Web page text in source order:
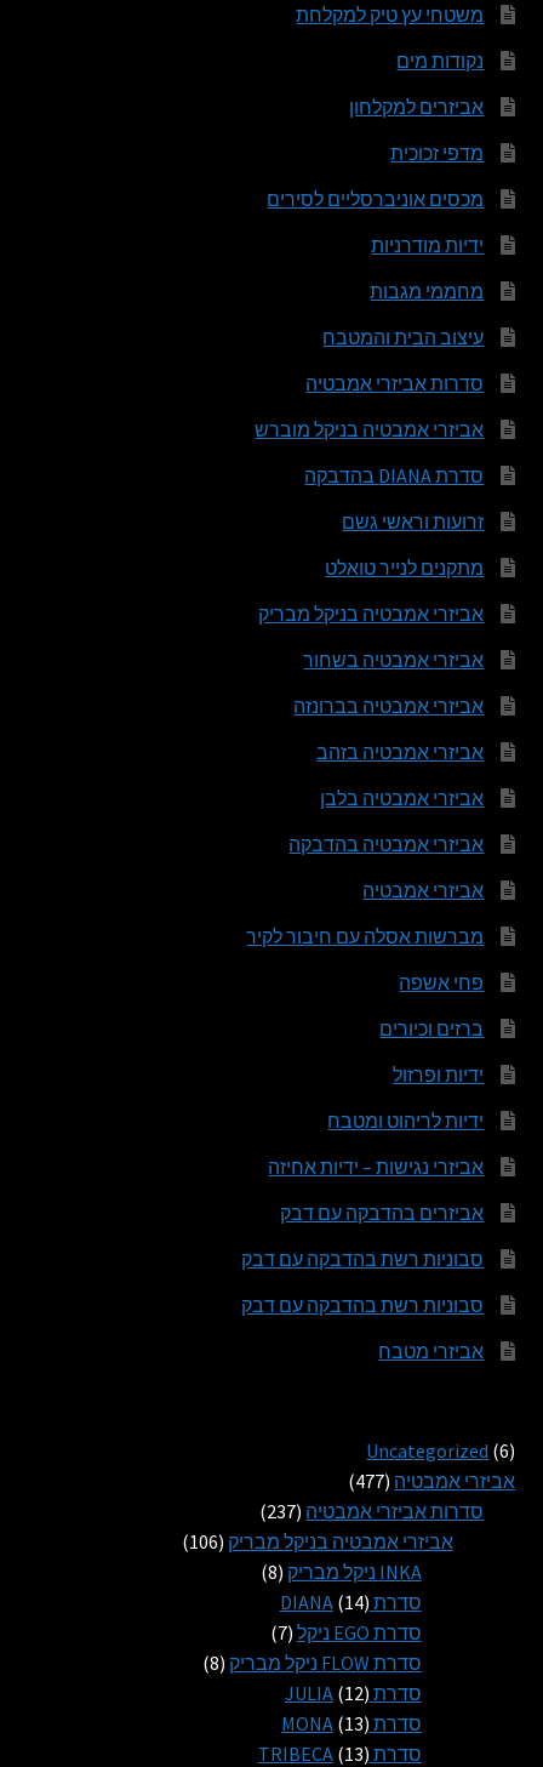
משטחי עץ טיק למקלחת
נקודות מים
אביזרים למקלחון
מדפי זכוכית
מכסים אוניברסליים לסירים
ידיות מודרניות
מחממי מגבות
עיצוב הבית והמטבח
סדרות אביזרי אמבטיה
אביזרי אמבטיה בניקל מוברש
סדרת DIANA בהדבקה
זרועות וראשי גשם
מתקנים לנייר טואלט
אביזרי אמבטיה בניקל מבריק
אביזרי אמבטיה בשחור
אביזרי אמבטיה בברונזה
אביזרי אמבטיה בזהב
אביזרי אמבטיה בלבן
אביזרי אמבטיה בהדבקה
אביזרי אמבטיה
מברשות אסלה עם חיבור לקיר
פחי אשפה
ברזים וכיורים
ידיות ופרזול
ידיות לריהוט ומטבח
אביזרי נגישות – ידיות אחיזה
אביזרים בהדבקה עם דבק
סבוניות רשת בהדבקה עם דבק
סבוניות רשת בהדבקה עם דבק
אביזרי מטבח
Uncategorized 6
6
מוצרים
אביזרי אמבטיה 477
477
מוצרים
סדרות אביזרי אמבטיה 237
237
מוצרים
אביזרי אמבטיה בניקל מבריק 106
106
INKA ניקל מבריק 8
8
סדרת DIANA 14
14
מוצרים סדרת EGO ניקל 7
7
מוצרים
סדרת FLOW ניקל מבריק 8
8
סדרת JULIA 12
12
מוצרים סדרת MONA 13
13
מוצרים סדרת TRIBECA 13
13